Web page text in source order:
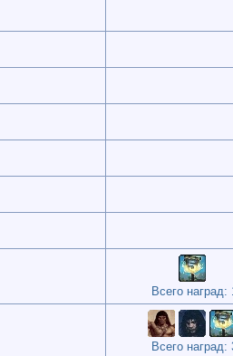
Всего наград:
Всего наград: